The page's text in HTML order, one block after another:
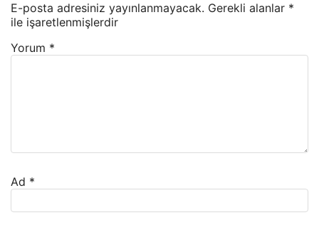
E-posta adresiniz yayınlanmayacak. Gerekli alanlar *
ile işaretlenmişlerdir
Yorum *
Ad *